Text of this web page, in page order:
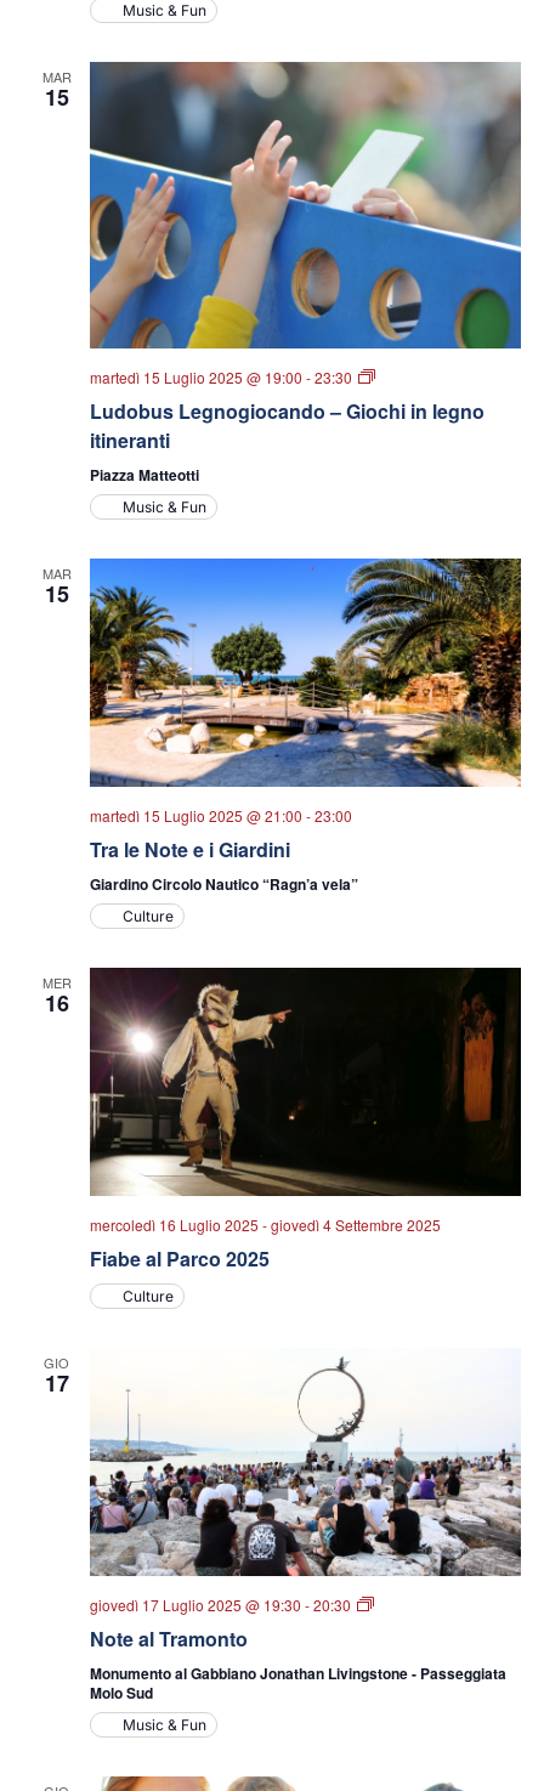
Music & Fun
MAR
15
martedì 15 Luglio 2025 @ 19:00 -23:30
Ludobus
–
Ludobus Legnogiocando – Giochi in legno
itineranti
Piazza Matteotti
Music & Fun
MAR
15
martedì 15 Luglio 2025 @ 21:00 -23:00
Tra le Note e i Giardini
Giardino Circolo Nautico “Ragn’a vela”
Culture
MER
16
mercoledì 16 Luglio 2025 -giovedì 4 Settembre 2025
Fiabe al Parco 2025
Culture
GIO
17
giovedì 17 Luglio 2025 @ 19:30 -20:30
Note
Note al Tramonto
Monumento al Gabbiano Jonathan Livingstone - Passeggiata
Molo Sud
Music & Fun